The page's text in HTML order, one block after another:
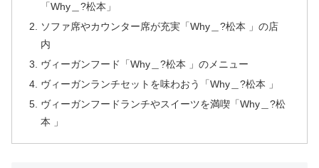
「Why＿?松本」
ソファ席やカウンター席が充実「Why＿?松本 」の店
内
ヴィーガンフード「Why＿?松本 」のメニュー
ヴィーガンランチセットを味わおう「Why＿?松本 」
ヴィーガンフードランチやスイーツを満喫「Why＿?松
本 」